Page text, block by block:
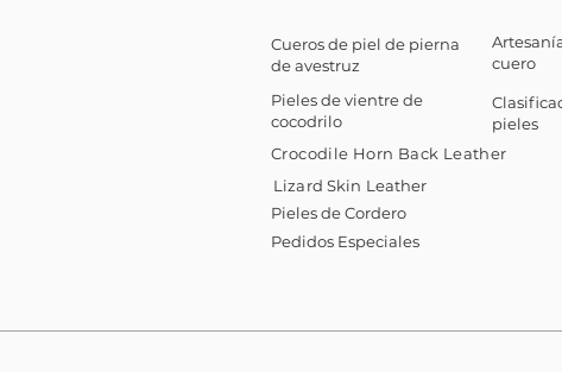
Cueros de piel de pierna
de avestruz
Pieles de vientre de
cocodrilo
cuero
pieles
Crocodile Horn Back Leather
Lizard Skin Leather
Pieles de Cordero
Pedidos Especiales